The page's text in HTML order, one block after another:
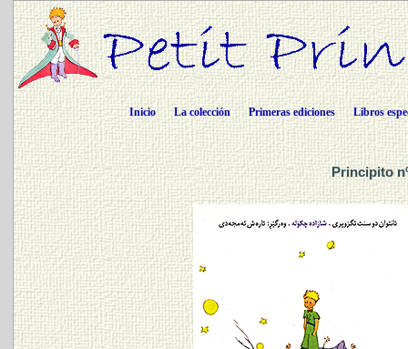
Inicio La colección Primeras ediciones Libros
Principito